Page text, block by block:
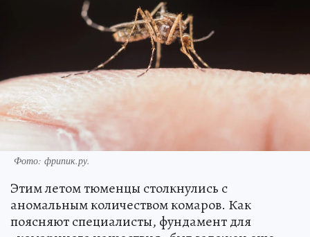
Фото: фрипик.ру.
Этим летом тюменцы столкнулись с
аномальным количеством комаров. Как
поясняют специалисты, фундамент для